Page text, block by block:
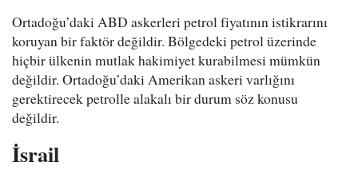
Ortadoğu’daki ABD askerleri petrol fiyatının istikrarını
koruyan bir faktör değildir. Bölgedeki petrol üzerinde
hiçbir ülkenin mutlak hakimiyet kurabilmesi mümkün
değildir. Ortadoğu’daki Amerikan askeri varlığını
gerektirecek petrolle alakalı bir durum söz konusu
değildir.
İsrail